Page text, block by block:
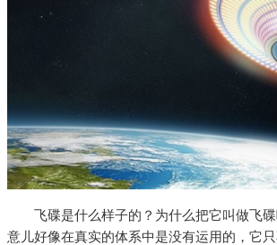
飞碟是什么样子的？为什么把它叫做飞
意儿好像在真实的体系中是没有运用的，它